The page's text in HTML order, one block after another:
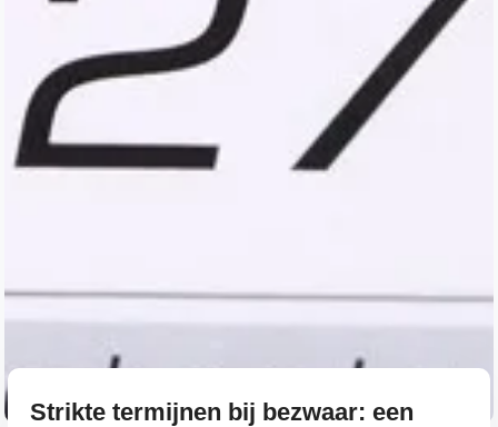
Strikte termijnen bij bezwaar: een